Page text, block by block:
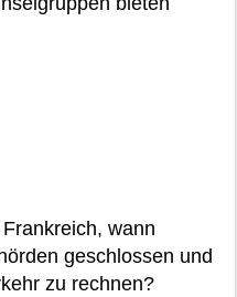
wann
geschlossen und
zu rechnen?